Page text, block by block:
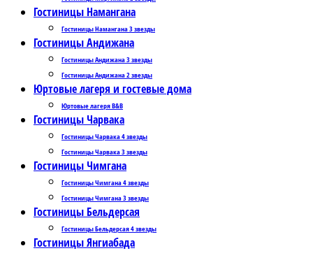
Гостиницы Намангана
Гостиницы Намангана 3 звезды
Гостиницы Андижана
Гостиницы Андижана 3 звезды
Гостиницы Андижана 2 звезды
Юртовые лагеря и гостевые дома
Юртовые лагеря B&B
Гостиницы Чарвака
Гостиницы Чарвака 4 звезды
Гостиницы Чарвака 3 звезды
Гостиницы Чимгана
Гостиницы Чимгана 4 звезды
Гостиницы Чимгана 3 звезды
Гостиницы Бельдерсая
Гостиницы Бельдерсая 4 звезды
Гостиницы Янгиабада